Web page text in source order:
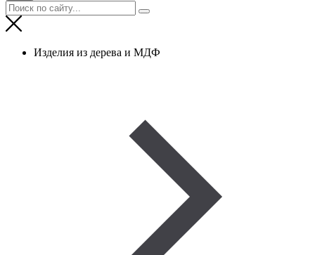
Изделия из дерева и МДФ